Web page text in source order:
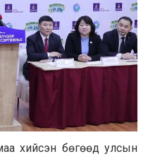
хийсэн бөгөөд улсын